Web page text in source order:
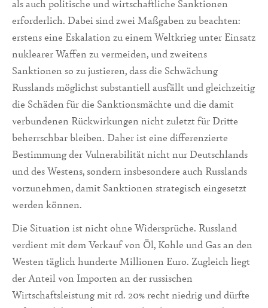
als auch politische und wirtschaftliche Sanktionen
erforderlich. Dabei sind zwei Maßgaben zu beachten:
erstens eine Eskalation zu einem Weltkrieg unter Einsatz
nuklearer Waffen zu vermeiden, und zweitens
Sanktionen so zu justieren, dass die Schwächung
Russlands möglichst substantiell ausfällt und gleichzeitig
die Schäden für die Sanktionsmächte und die damit
verbundenen Rückwirkungen nicht zuletzt für Dritte
beherrschbar bleiben. Daher ist eine differenzierte
Bestimmung der Vulnerabilität nicht nur Deutschlands
und des Westens, sondern insbesondere auch Russlands
vorzunehmen, damit Sanktionen strategisch eingesetzt
werden können.
Die Situation ist nicht ohne Widersprüche. Russland
verdient mit dem Verkauf von Öl, Kohle und Gas an den
Westen täglich hunderte Millionen Euro. Zugleich liegt
der Anteil von Importen an der russischen
Wirtschaftsleistung mit rd. 20% recht niedrig und dürfte